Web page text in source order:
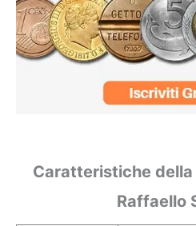
Caratteristiche
Raffaello